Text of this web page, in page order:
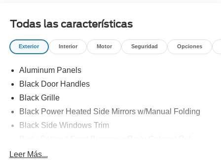
Todas las características
Exterior Interior Motor Seguridad Opciones
Aluminum Panels
Black Door Handles
Black Grille
Black Power Heated Side Mirrors w/Manual Folding
Black Side Windows Trim
Strip/Fascia Accent and 2 Tow Hooks
Leer Más...